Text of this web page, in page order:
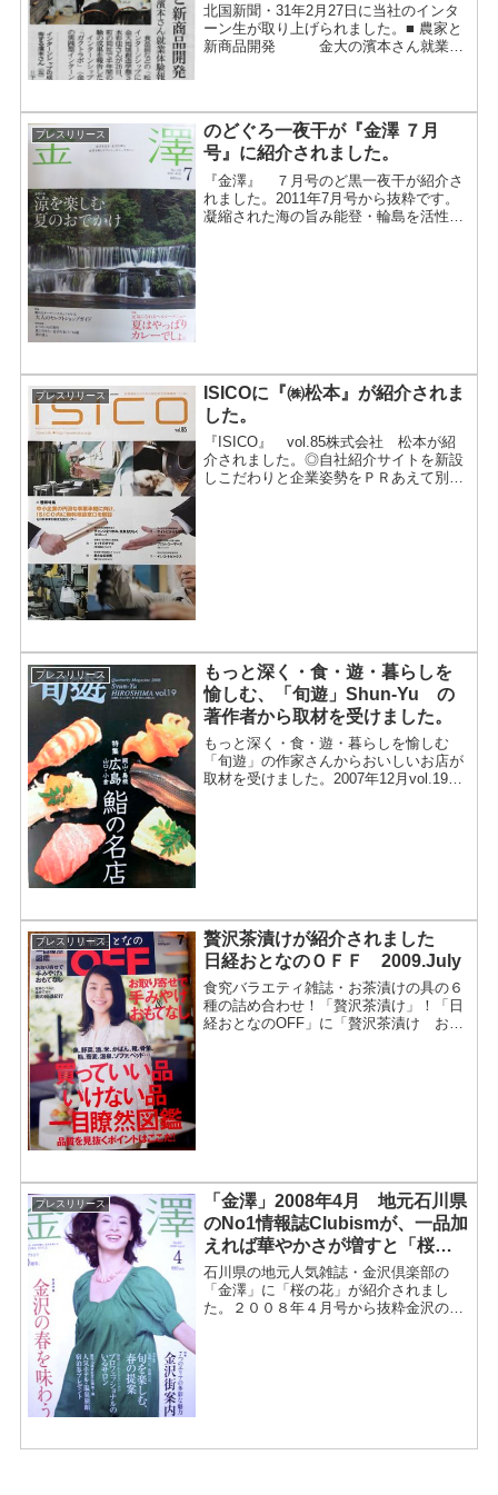
北国新聞・31年2月27日に当社のインタ
ーン生が取り上げられました。■ 農家と
新商品開発 金大の濱本さん就業体
卸などの「松本」でイ...
プレスリリース
のどぐろ一夜干が『金澤 ７月
号』に紹介されました。
『金澤』 ７月号のど黒一夜干が紹介さ
れました。2011年7月号から抜粋です。
凝縮された海の旨み能登・輪島を活性化
プレスリリース
ISICOに『㈱松本』が紹介されま
した。
『ISICO』 vol.85株式会社 松本が紹
介されました。◎自社紹介サイトを新設
しこだわりと企業姿勢をＰＲあえて別サ
プレスリリース
もっと深く・食・遊・暮らしを
愉しむ、「旬遊」Shun-Yu の
著作者から取材を受けました。
もっと深く・食・遊・暮らしを愉しむ
「旬遊」の作家さんからおいしいお店が
取材を受けました。2007年12月vol.19か
プレスリリース
贅沢茶漬けが紹介されました
日経おとなのＯＦＦ 2009.July
食究バラエティ雑誌・お茶漬けの具の６
種の詰め合わせ！「贅沢茶漬け」！「日
経おとなのOFF」に「贅沢茶漬け お茶
プレスリリース
「金澤」2008年4月 地元石川県
のNo1情報誌Clubismが、一品加
えれば華やかさが増すと「桜の
花」を紹介！
石川県の地元人気雑誌・金沢倶楽部の
「金澤」に「桜の花」が紹介されまし
た。２００８年４月号から抜粋金沢の春